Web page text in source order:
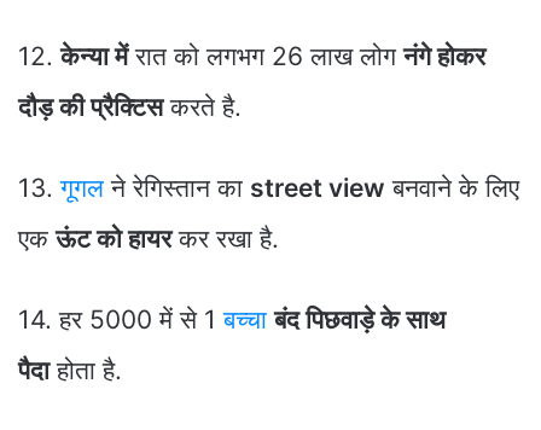
12.केन्या मेंरात को लगभग 26 लाख लोगनंगे होकर
दौड़ की प्रैक्टिसकरते है.
13.गूगल ने रेगिस्तान का street view बनवाने के लिए
एकऊंट को हायरकर रखा है.
14. हर 5000 में से 1बच्चा बंद पिछवाड़े के साथ
पैदाहोता है.